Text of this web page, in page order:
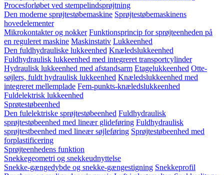
Procesforløbet ved stempelindsprøjtning
Den moderne sprøjtestøbemaskine Sprøjtestøbemaskinens
hovedelementer
Mikrokontakter og nokker Funktionsprincip for sprøjteenheden på
en reguleret maskine Maskinstativ Lukkeenhed
Den fuldhydrauliske lukkeenhed Knæledslukkeenhed
Fuldhydraulisk lukkeenhed med integreret transportcylinder
Hydraulisk lukkeenhed med afstandsarm Etagelukkeenhed Otte-
søjlers, fuldt hydraulisk lukkeenhed Knæledslukkeenhed med
integreret mellemplade Fem-punkts-knæledslukkeenhed
Fuldelektrisk lukkeenhed
Sprøtestøbeenhed
Den fulelektriske sprøjtestøbeenhed Fuldhydraulisk
sprøjtestøbeenhed med lineær glideføring Fuldhydraulisk
sprøjtestbeenhed med lineær søjleføring Sprøjtestøbeenhed med
forplastificering
Sprøjteenhedens funktion
Snekkegeometri og snekkeudnyttelse
Snekke-gængedybde og snekke-gængestigning Snekkeprofil